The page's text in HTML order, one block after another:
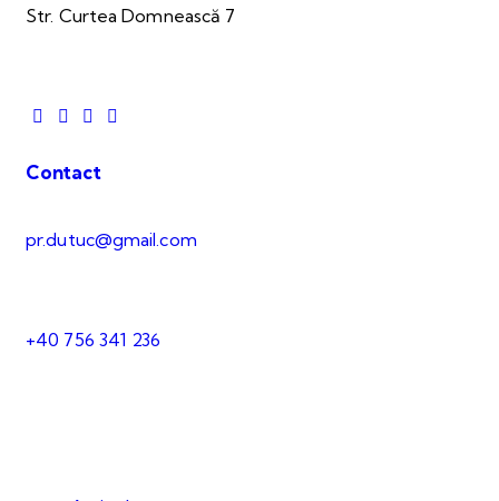
Str. Curtea Domnească 7
Contact
pr.dutuc@gmail.com
+40 756 341 236